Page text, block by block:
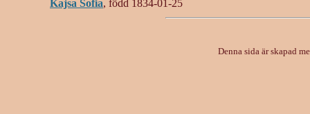
Kajsa Sofia, född 1834-01-25
Denna sida är skapad